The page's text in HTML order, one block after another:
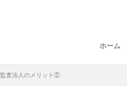
ホーム
監査法人のメリット②